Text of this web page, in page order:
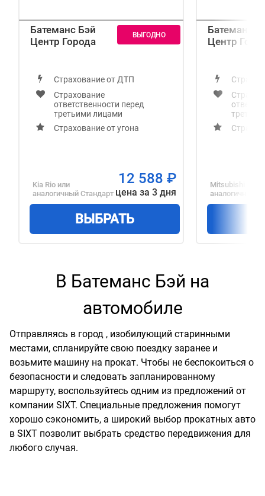
Батеманс Бэй
Центр Города
Страхование от ДТП
Страхование
ответственности перед
третьими лицами
Страхование от угона
Kia Rio или
аналогичный Стандарт
12 588 ₽
цена за 3 дня
ВЫБРАТЬ
Батеманс
Центр
Mitsubishi ASX
аналогичный
В Батеманс Бэй на
автомобиле
Отправляясь в город , изобилующий старинными
местами, спланируйте свою поездку заранее и
возьмите машину на прокат. Чтобы не беспокоиться о
безопасности и следовать запланированному
маршруту, воспользуйтесь одним из предложений от
компании SIXT. Специальные предложения помогут
хорошо сэкономить, а широкий выбор прокатных авто
в SIXT позволит выбрать средство передвижения для
любого случая.